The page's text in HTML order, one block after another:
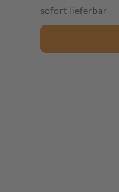
sofort lieferbar